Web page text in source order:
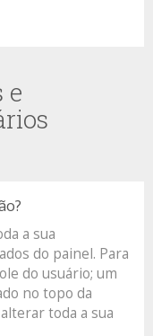
e
a sua
do painel. Para
do usuário; um
no topo da
toda a sua